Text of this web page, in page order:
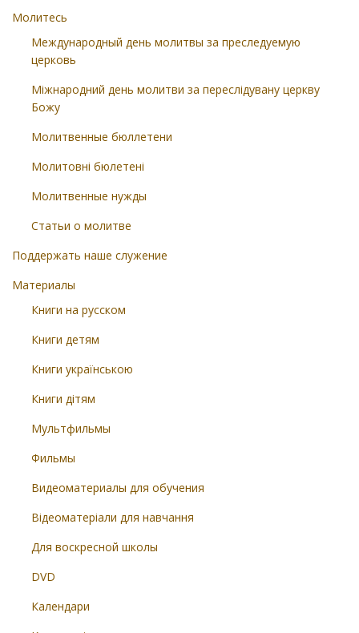
Молитесь
Международный день молитвы за преследуемую
церковь
Міжнародний день молитви за переслідувану церкву
Божу
Молитвенные бюллетени
Молитовні бюлетені
Молитвенные нужды
Статьи о молитве
Поддержать наше служение
Материалы
Книги на русском
Книги детям
Книги українською
Книги дітям
Мультфильмы
Фильмы
Видеоматериалы для обучения
Відеоматеріали для навчання
Для воскресной школы
DVD
Календари